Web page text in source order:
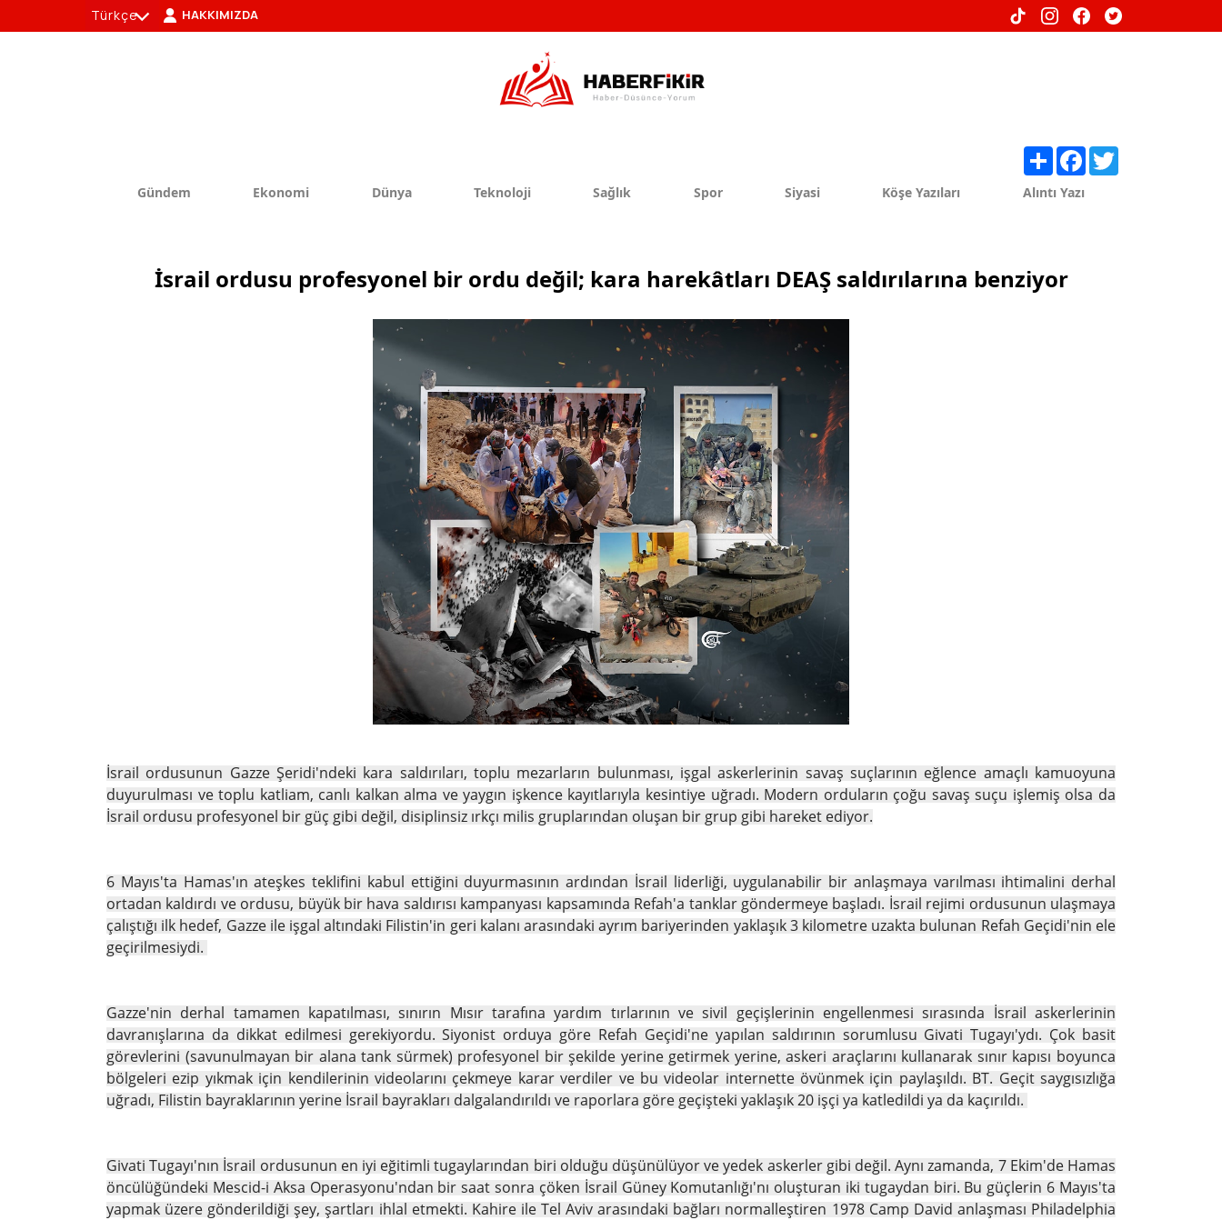
Gündem Ekonomi Dünya Teknoloji Sağlık Spor Siyasi Köşe Yazıları Alıntı Yazı
İsrail ordusu profesyonel bir ordu değil; kara harekâtları DEAŞ saldırılarına benziyor
İsrail ordusunun Gazze Şeridi'ndeki kara saldırıları, toplu mezarların bulunması, işgal askerlerinin savaş suçlarının eğlence amaçlı kamuoyuna
duyurulması ve toplu katliam, canlı kalkan alma ve yaygın işkence kayıtlarıyla kesintiye uğradı. Modern orduların çoğu savaş suçu işlemiş olsa da
İsrail ordusu profesyonel bir güç gibi değil, disiplinsiz ırkçı milis gruplarından oluşan bir grup gibi hareket ediyor.
6 Mayıs'ta Hamas'ın ateşkes teklifini kabul ettiğini duyurmasının ardından İsrail liderliği, uygulanabilir bir anlaşmaya varılması ihtimalini derhal
ortadan kaldırdı ve ordusu, büyük bir hava saldırısı kampanyası kapsamında Refah'a tanklar göndermeye başladı. İsrail rejimi ordusunun ulaşmaya
çalıştığı ilk hedef, Gazze ile işgal altındaki Filistin'in geri kalanı arasındaki ayrım bariyerinden yaklaşık 3 kilometre uzakta bulunan Refah Geçidi'nin ele
geçirilmesiydi.
Gazze'nin derhal tamamen kapatılması, sınırın Mısır tarafına yardım tırlarının ve sivil geçişlerinin engellenmesi sırasında İsrail askerlerinin
davranışlarına da dikkat edilmesi gerekiyordu. Siyonist orduya göre Refah Geçidi'ne yapılan saldırının sorumlusu Givati ​​Tugayı'ydı. Çok basit
görevlerini (savunulmayan bir alana tank sürmek) profesyonel bir şekilde yerine getirmek yerine, askeri araçlarını kullanarak sınır kapısı boyunca
bölgeleri ezip yıkmak için kendilerinin videolarını çekmeye karar verdiler ve bu videolar internette övünmek için paylaşıldı. BT. Geçit saygısızlığa
uğradı, Filistin bayraklarının yerine İsrail bayrakları dalgalandırıldı ve raporlara göre geçişteki yaklaşık 20 işçi ya katledildi ya da kaçırıldı.
Givati ​​Tugayı'nın İsrail ordusunun en iyi eğitimli tugaylarından biri olduğu düşünülüyor ve yedek askerler gibi değil. Aynı zamanda, 7 Ekim'de Hamas
öncülüğündeki Mescid-i Aksa Operasyonu'ndan bir saat sonra çöken İsrail Güney Komutanlığı'nı oluşturan iki tugaydan biri. Bu güçlerin 6 Mayıs'ta
yapmak üzere gönderildiği şey, şartları ihlal etmekti. Kahire ile Tel Aviv arasındaki bağları normalleştiren 1978 Camp David anlaşması Philadelphia
Share Facebook
Türkçe
HAKKIMIZDA